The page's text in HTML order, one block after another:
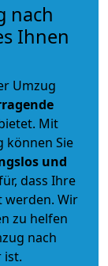
nach
Ihnen
Umzug
Mit
können Sie
und
dass Ihre
werden. Wir
zu helfen
nach
ist.